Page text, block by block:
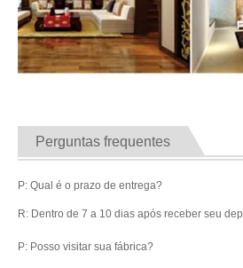
Perguntas frequentes
P: Qual é o prazo de entrega?
R: Dentro de 7 a 10 dias após receber seu
P: Posso visitar sua fábrica?